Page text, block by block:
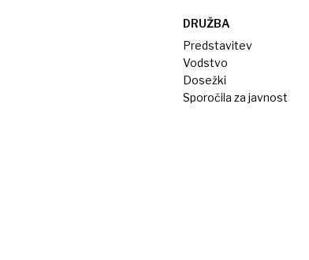
DRUŽBA
Predstavitev
Vodstvo
Dosežki
Sporočila za javnost